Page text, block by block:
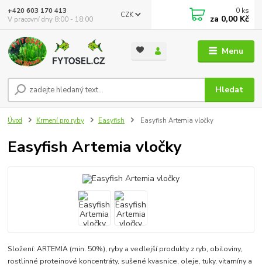
Menu
CZK
Hledat
+420 603 170 413
V pracovní dny 8:00 - 18:00
0 ks
za 0,00 Kč
Úvod Krmení pro ryby Easyfish Easyfish Artemia vločky
Easyfish Artemia vločky
Složení: ARTEMIA (min. 50%), ryby a vedlejší produkty z ryb, obiloviny,
rostlinné proteinové koncentráty, sušené kvasnice, oleje, tuky, vitamíny a